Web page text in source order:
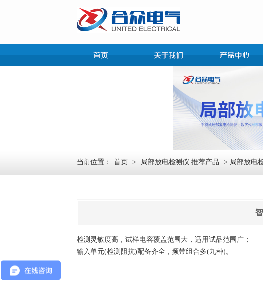
当前位置： 首页 > 局部放电检测仪 推荐产品 > 局部放电
检测灵敏度高，试样电容覆盖范围大，适用试品范围广；
输入单元(检测阻抗)配备齐全，频带组合多(九种)。